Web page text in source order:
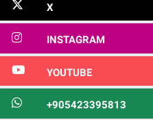
X
INSTAGRAM
YOUTUBE
+905423395813